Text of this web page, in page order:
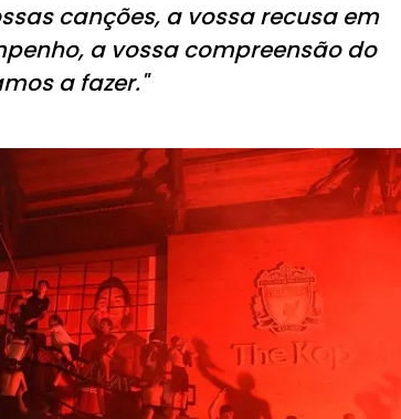
canções, a vossa recusa em
a vossa compreensão do
a fazer."